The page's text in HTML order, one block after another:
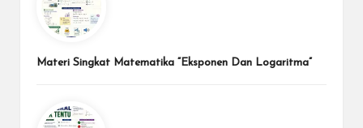
Materi Singkat Matematika “Eksponen Dan Logaritma”